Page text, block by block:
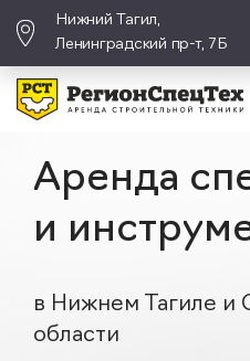
Нижний Тагил,
Ленинградский пр-т, 7Б
Аренда
и
в Нижнем Тагиле и
области